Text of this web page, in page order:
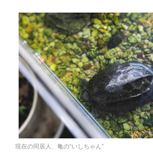
現在の同居人、亀の“いしちゃん”